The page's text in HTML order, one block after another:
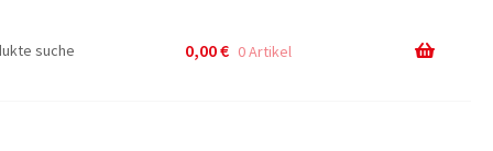
0,00€ 0 Artikel